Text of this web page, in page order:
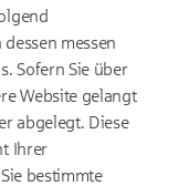
messen
Sofern Sie über
Website gelangt
abgelegt. Diese
Ihrer
bestimmte